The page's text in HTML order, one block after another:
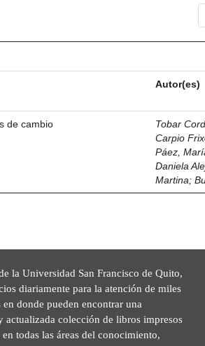
Autor(es)
de cambio Tobar
Carpio
Páez,
Daniela
Martina;
la Universidad San Francisco de Quito,
diariamente para la atención de miles
en donde pueden encontrar una
actualizada colección de libros impresos
todas las áreas del conocimiento,